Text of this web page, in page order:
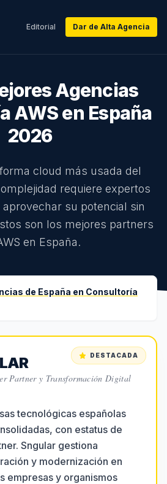
Editorial Dar de Alta Agencia
Agencias
AWSen España
2026
cloud más usada del
requiere expertos
su potencial sin
son los mejores partners
en España.
de España en Consultoría
DESTACADA
Partner y Transformación Digital
tecnológicas españolas
con estatus de
Sngular gestiona
y modernización en
empresas y organismos